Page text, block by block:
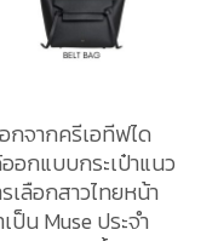
กจากครีเอทีฟได
อกแบบกระเป๋าแนว
เลือกสาวไทยหน้า
ป็น Muse ประจำ